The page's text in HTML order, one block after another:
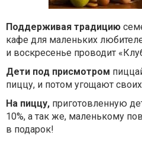
Поддерживая традицию
кафе для маленьких
и воскресенье проводит
Дети под присмотром
пиццу, и потом угощают
На пиццу, приготовленную
10%, а так же, маленькому
в подарок!